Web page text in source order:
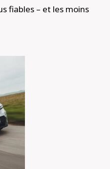
fiables – et les moins